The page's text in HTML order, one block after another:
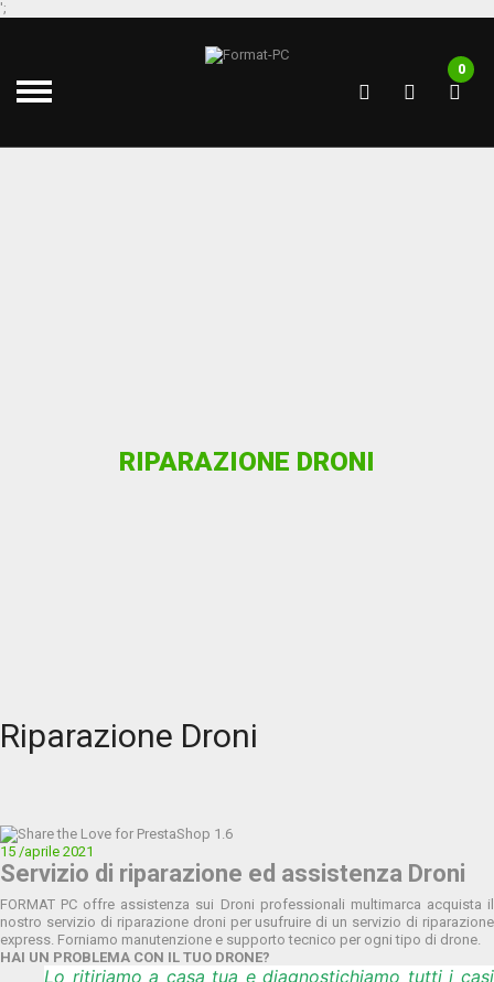
';
0
RIPARAZIONE DRONI
Riparazione Droni
15 /aprile 2021
Servizio di riparazione ed assistenza Droni
FORMAT PC offre assistenza sui Droni professionali multimarca acquista il
nostro servizio di riparazione droni per usufruire di un servizio di riparazione
express. Forniamo manutenzione e supporto tecnico per ogni tipo di drone.
HAI UN PROBLEMA CON IL TUO DRONE?
Lo ritiriamo a casa tua e diagnostichiamo tutti i casi